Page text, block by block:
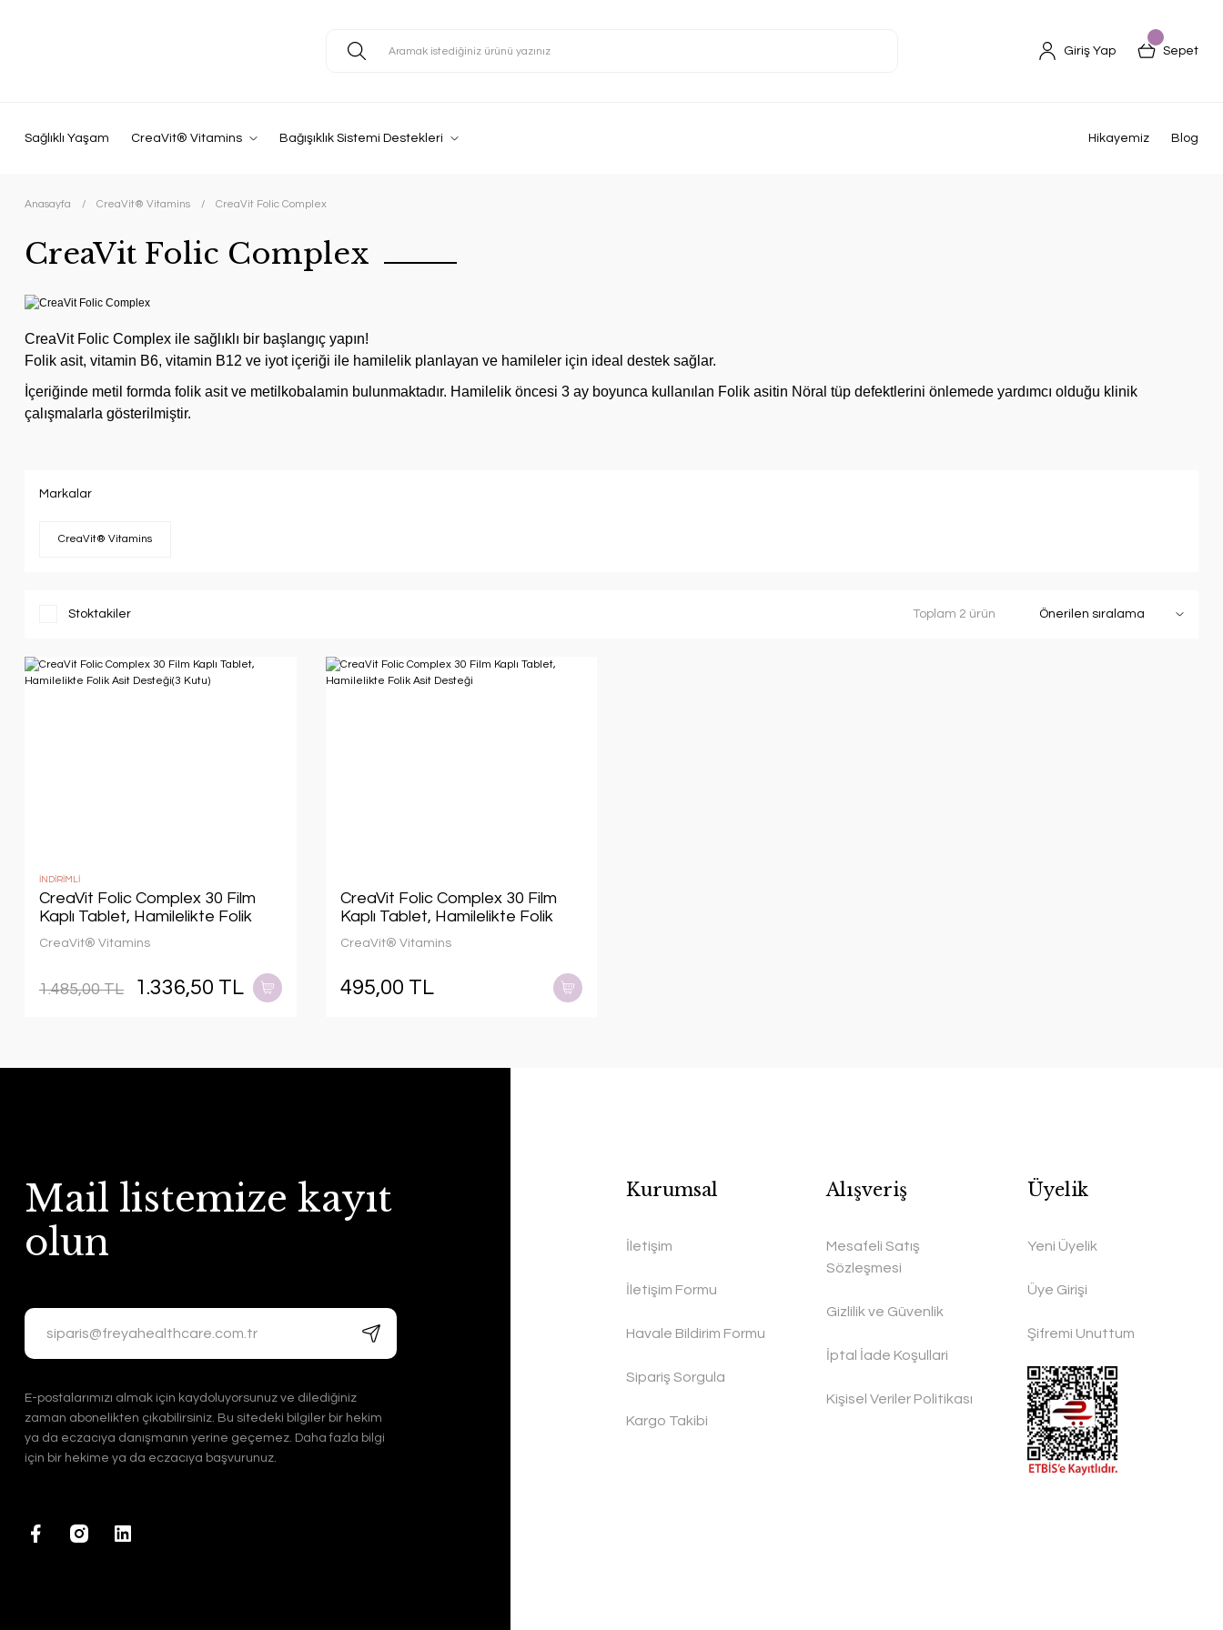
Giriş Yap Sepet
Sağlıklı Yaşam CreaVit® Vitamins Bağışıklık Sistemi Destekleri Hikayemiz Blog
Anasayfa CreaVit® Vitamins CreaVit Folic Complex
CreaVit Folic Complex
CreaVit Folic Complex ile sağlıklı bir başlangıç yapın!
Folik asit, vitamin B6, vitamin B12 ve iyot içeriği ile hamilelik planlayan ve hamileler için ideal destek sağlar.
İçeriğinde metil formda folik asit ve metilkobalamin bulunmaktadır. Hamilelik öncesi 3 ay boyunca kullanılan Folik asitin Nöral tüp defektlerini önlemede yardımcı olduğu klinik
çalışmalarla gösterilmiştir.
Markalar
CreaVit® Vitamins
Stoktakiler Toplam 2 ürün
İNDİRİMLİ
CreaVit Folic Complex 30 Film
Kaplı Tablet, Hamilelikte Folik
Asit Desteği(3 Kutu)
CreaVit® Vitamins
1.485,00 TL 1.336,50 TL
CreaVit Folic Complex 30 Film
Kaplı Tablet, Hamilelikte Folik
Asit Desteği
CreaVit® Vitamins
495,00 TL
Mail listemize kayıt
olun
E-postalarımızı almak için kaydoluyorsunuz ve dilediğiniz
zaman abonelikten çıkabilirsiniz. Bu sitedeki bilgiler bir hekim
ya da eczacıya danışmanın yerine geçemez. Daha fazla bilgi
için bir hekime ya da eczacıya başvurunuz.
Kurumsal
İletişim
İletişim Formu
Havale Bildirim Formu
Sipariş Sorgula
Kargo Takibi
Alışveriş
Mesafeli Satış
Sözleşmesi
Gizlilik ve Güvenlik
İptal İade Koşullari
Kişisel Veriler Politikası
Üyelik
Yeni Üyelik
Üye Girişi
Şifremi Unuttum